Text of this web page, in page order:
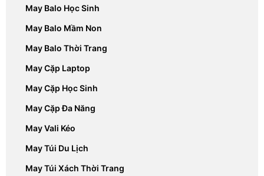
May Balo Học Sinh
May Balo Mầm Non
May Balo Thời Trang
May Cặp Laptop
May Cặp Học Sinh
May Cặp Đa Năng
May Vali Kéo
May Túi Du Lịch
May Túi Xách Thời Trang